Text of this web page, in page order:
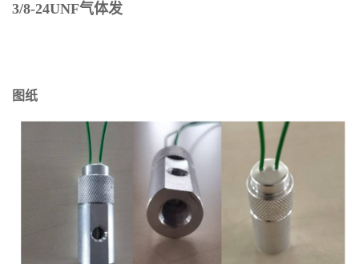
3/8-24UNF气体发
图纸